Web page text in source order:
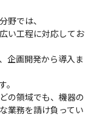
野では、
い工程に対応してお
企画開発から導入ま
の領域でも、機器の
業務を請け負ってい